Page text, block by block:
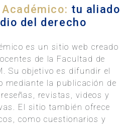
tu aliado
del derecho
es un sitio web creado
de la Facultad de
Su objetivo es difundir el
mediante la publicación de
revistas, videos y
El sitio también ofrece
como cuestionarios y